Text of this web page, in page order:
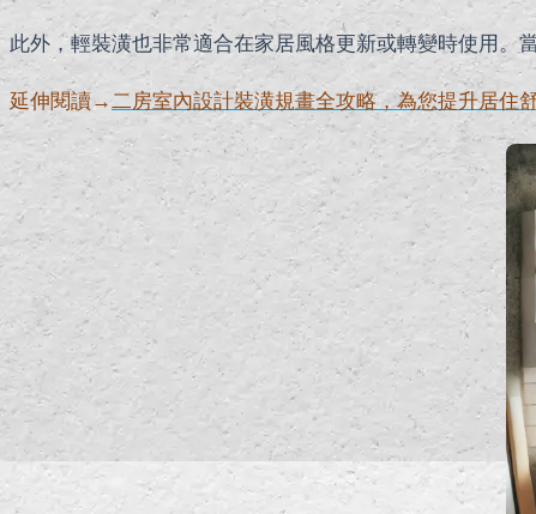
此外，輕裝潢也非常適合在家居風格更新或轉變時使用。
延伸閱讀→二房室內設計裝潢規畫全攻略，為您提升居住